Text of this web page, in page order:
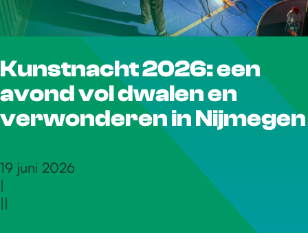
r
d
e
o
Kunstnacht 2026: een
avond vol dwalen en
verwonderen in Nijmegen
19 juni 2026
|
||